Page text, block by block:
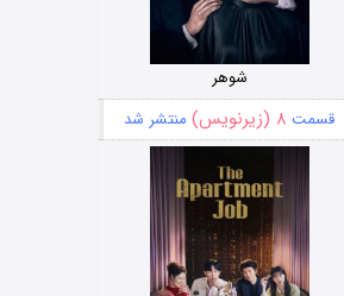
شوهر
قسمت ۸ (زیرنویس) منتشر شد